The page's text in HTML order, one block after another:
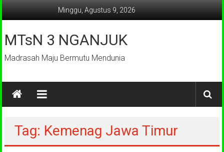
Minggu, Agustus 9, 2026
MTsN 3 NGANJUK
Madrasah Maju Bermutu Mendunia
Tag: Kemenag Jawa Timur